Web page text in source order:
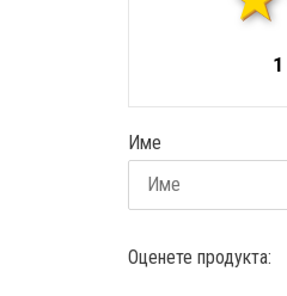
1
Име
Оценете продукта: